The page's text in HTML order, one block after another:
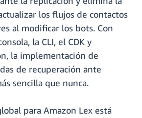
los flujos de contactos
al modificar los bots. Con
la CLI, el CDK y
la implementación de
de recuperación ante
sencilla que nunca.
para Amazon Lex está